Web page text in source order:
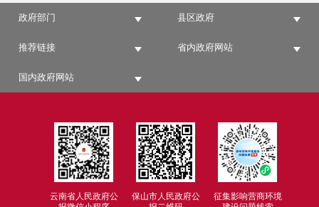
政府部门 县区政府
推荐链接 省内政府网站
国内政府网站
云南省人民政府公
保山市人民政府公
征集影响营商环境